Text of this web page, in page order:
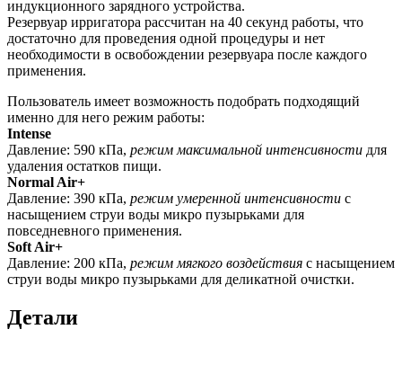
индукционного зарядного устройства.
Резервуар ирригатора рассчитан на 40 секунд работы, что
достаточно для проведения одной процедуры и нет
необходимости в освобождении резервуара после каждого
применения.
Пользователь имеет возможность подобрать подходящий
именно для него режим работы:
Intense
Давление: 590 кПа, режим максимальной интенсивности для
удаления остатков пищи.
Normal Air+
Давление: 390 кПа, режим умеренной интенсивности с
насыщением струи воды микро пузырьками для
повседневного применения.
Soft Air+
Давление: 200 кПа, режим мягкого воздействия с насыщением
струи воды микро пузырьками для деликатной очистки.
Детали